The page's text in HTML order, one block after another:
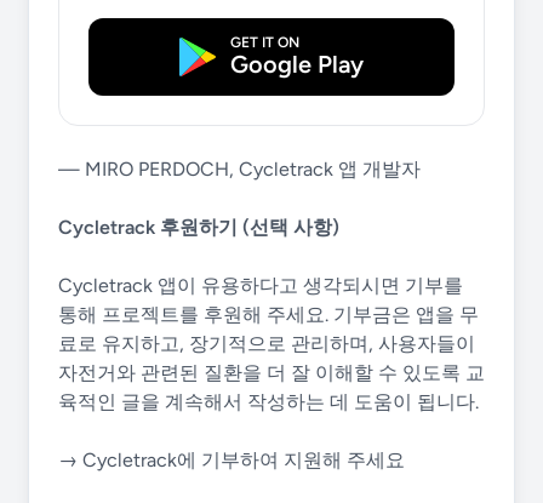
GET IT ON
Google Play
— MIRO PERDOCH, Cycletrack 앱 개발자
Cycletrack 후원하기 (선택 사항)
Cycletrack 앱이 유용하다고 생각되시면 기부를
통해 프로젝트를 후원해 주세요. 기부금은 앱을 무
료로 유지하고, 장기적으로 관리하며, 사용자들이
자전거와 관련된 질환을 더 잘 이해할 수 있도록 교
육적인 글을 계속해서 작성하는 데 도움이 됩니다.
→ Cycletrack에 기부하여 지원해 주세요